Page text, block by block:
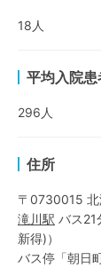
18 人
平均入院
296 人
住所
〒0730015 北
滝川駅 バス21
新得)）
バス停「朝日